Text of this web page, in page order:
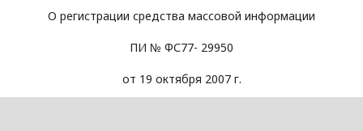
О регистрации средства массовой информации
ПИ № ФС77- 29950
от 19 октября 2007 г.